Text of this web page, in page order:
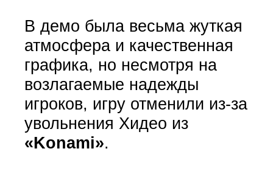
В демо была весьма жуткая
атмосфера и качественная
графика, но несмотря на
возлагаемые надежды
игроков, игру отменили из-за
увольнения Хидео из
«Konami».